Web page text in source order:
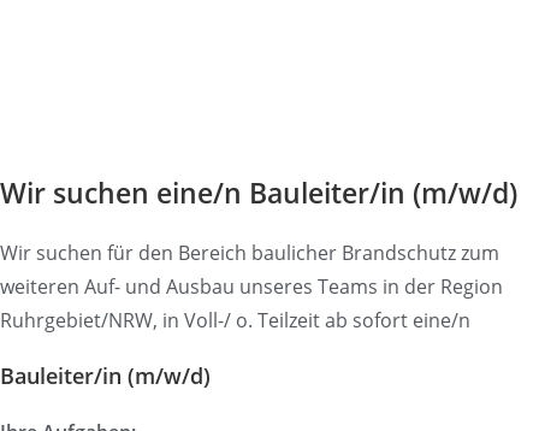
Wir suchen eine/n Bauleiter/in (m/w/d)
Wir suchen für den Bereich baulicher Brandschutz zum
weiteren Auf- und Ausbau unseres Teams in der Region
Ruhrgebiet/NRW, in Voll-/ o. Teilzeit ab sofort eine/n
Bauleiter/in (m/w/d)